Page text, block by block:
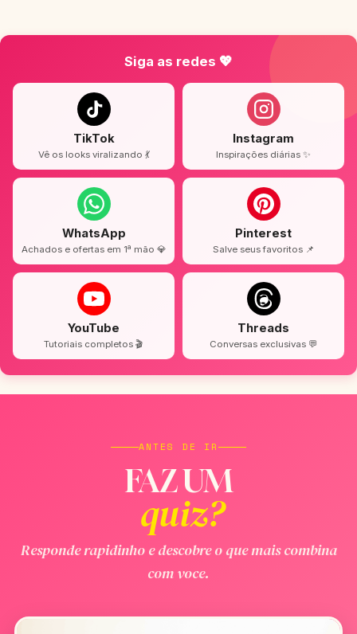
Siga as redes 💖
TikTok
Vê os looks viralizando 💃
Instagram
Inspirações diárias ✨
WhatsApp
Achados e ofertas em 1ª mão 💎
Pinterest
Salve seus favoritos 📌
YouTube
Tutoriais completos 🎬
Threads
Conversas exclusivas 💬
ANTES DE IR
FAZ UM
quiz?
Responde rapidinho e descobre o que mais combina
com voce.